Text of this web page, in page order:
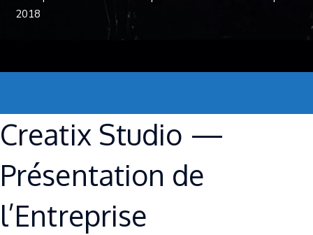
2018
Creatix Studio —
Présentation de
l’Entreprise